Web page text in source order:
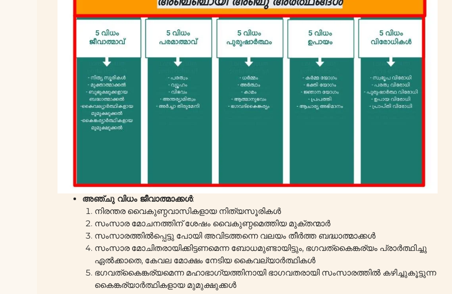
അഞ്ചു വിധം ജീവാത്മാക്കൾ:
നിരന്തര വൈകുണ്ഠവാസികളായ നിത്യസൂരികൾ
സംസാര മോചനത്തിന് ശേഷം വൈകുണ്ഠമെത്തിയ മുക്തന്മാർ
സംസാരത്തിൽപ്പെട്ടു പോയി അവിടത്തന്നെ വലയം തീർത്ത ബദ്ധാത്മാക്കൾ
സംസാര മോചിതരായിക്കിട്ടണമെന്ന ബോധമുണ്ടായിട്ടും, ഭഗവത്കൈങ്കര്യം പ്രാർത്ഥിച്ചു
ഏൽക്കാതെ, കേവല മോക്ഷം നേടിയ കൈവല്യാർത്ഥികൾ
ഭഗവത്കൈങ്കര്യമെന്ന മഹാഭാഗ്യത്തിനായി ഭാഗവതരായി സംസാരത്തിൽ കഴിച്ചുകൂട്ടുന്ന
കൈങ്കര്യാർത്ഥികളായ മുമുക്ഷുക്കൾ